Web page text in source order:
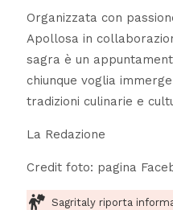
Organizzata con
Apollosa in
sagra è un
chiunque voglia
tradizioni culinarie e
La Redazione
Credit foto: pagina
Sagritaly riporta